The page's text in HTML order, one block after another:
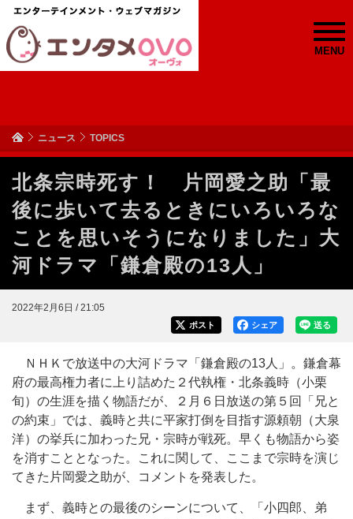
MENU
ニュース TOPICS
北条宗時死す！ 片岡愛之助「最
後に歩いて去るときにいろいろな
ことを思いそうになりました」大
河ドラマ「鎌倉殿の13人」
2022年2月6日 / 21:05
送る
シェア
ポスト
ＮＨＫで放送中の大河ドラマ「鎌倉殿の13人」。鎌倉幕
府の最高権力者に上り詰めた２代執権・北条義時（小栗
旬）の生涯を描く物語だが、２月６日放送の第５回「兄と
の約束」では、義時と共に平家打倒を目指す源頼朝（大泉
洋）の挙兵に加わった兄・宗時が戦死。早くも物語から姿
を消すこととなった。これに関して、ここまで宗時を演じ
てきた片岡愛之助が、コメントを発表した。
まず、義時との最後のシーンについて、「小四郎、弟